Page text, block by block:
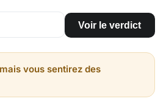
Voir le verdict
vous sentirez des